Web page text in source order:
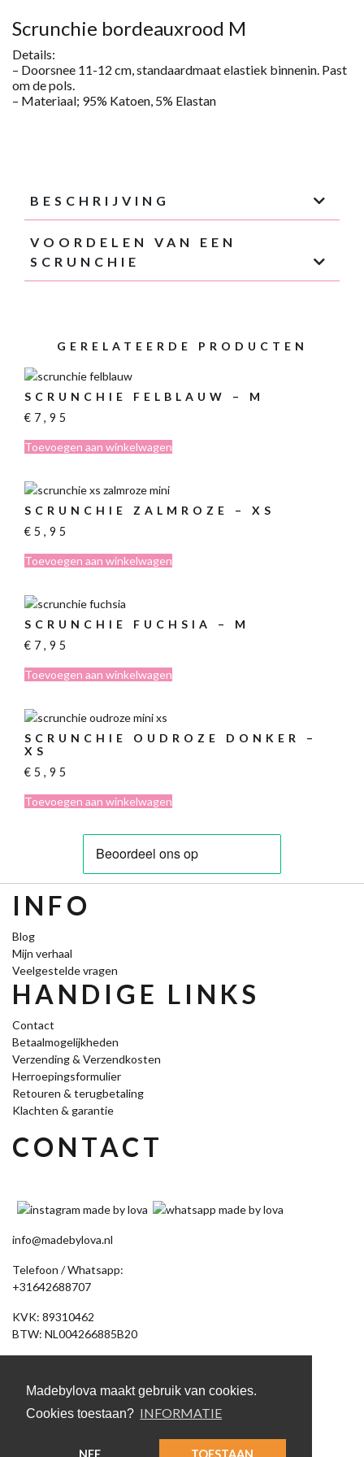
Madebylova maakt gebruik van cookies.
Cookies toestaan? INFORMATIE
Scrunchie bordeauxrood M
Details:
– Doorsnee 11-12 cm, standaardmaat elastiek binnenin. Past
om de pols.
– Materiaal; 95% Katoen, 5% Elastan
BESCHRIJVING
VOORDELEN VAN EEN
SCRUNCHIE
GERELATEERDE PRODUCTEN
SCRUNCHIE FELBLAUW – M
€ 7,95
Toevoegen aan winkelwagen
SCRUNCHIE ZALMROZE – XS
€ 5,95
Toevoegen aan winkelwagen
SCRUNCHIE FUCHSIA – M
€ 7,95
Toevoegen aan winkelwagen
SCRUNCHIE OUDROZE DONKER –
XS
€ 5,95
Toevoegen aan winkelwagen
INFO
Blog
Mijn verhaal
Veelgestelde vragen
HANDIGE LINKS
Contact
Betaalmogelijkheden
Verzending & Verzendkosten
Herroepingsformulier
Retouren & terugbetaling
Klachten & garantie
CONTACT
info@madebylova.nl
Telefoon / Whatsapp:
+31642688707
KVK: 89310462
BTW: NL004266885B20
(Let op: geen bezoekadres, bestelling afhalen op afspraak)